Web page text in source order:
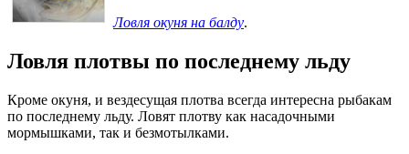
Ловля окуня на балду.
Ловля плотвы по последнему льду
Кроме окуня, и вездесущая плотва всегда интересна рыбакам
по последнему льду. Ловят плотву как насадочными
мормышками, так и безмотылками.